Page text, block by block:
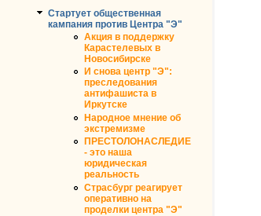
Стартует общественная
кампания против Центра "Э"
Акция в поддержку
Карастелевых в
Новосибирске
И снова центр "Э":
преследования
антифашиста в
Иркутске
Народное мнение об
экстремизме
ПРЕСТОЛОНАСЛЕДИЕ
- это наша
юридическая
реальность
Страсбург реагирует
оперативно на
проделки центра "Э"